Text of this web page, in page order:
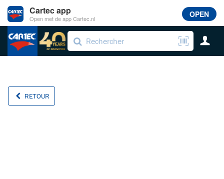
RETOUR
Cartec app
Open met de app Cartec.nl OPEN